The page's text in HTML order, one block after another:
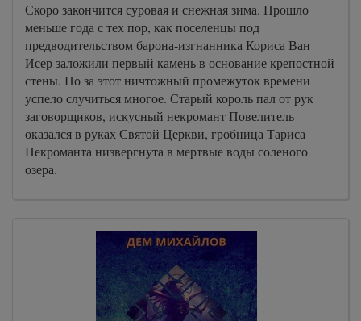
Скоро закончится суровая и снежная зима. Прошло
меньше года с тех пор, как поселенцы под
предводительством барона-изгнанника Кориса Ван
Исер заложили первый камень в основание крепостной
стены. Но за этот ничтожный промежуток времени
успело случиться многое. Старый король пал от рук
заговорщиков, искусный некромант Повелитель
оказался в руках Святой Церкви, гробница Тариса
Некроманта низвергнута в мертвые воды соленого
озера.